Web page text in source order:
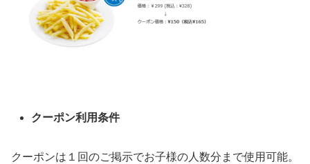
クーポン利用条件
クーポンは１回のご掲示でお子様の人数分まで使用可能。